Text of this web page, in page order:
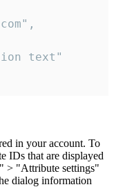
text"
in your account. To
IDs that are displayed
> "Attribute settings"
dialog information